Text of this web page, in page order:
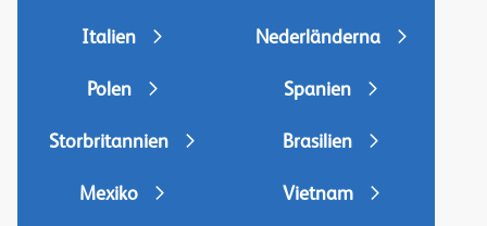
Italien Nederländerna
Polen Spanien
Storbritannien Brasilien
Mexiko Vietnam